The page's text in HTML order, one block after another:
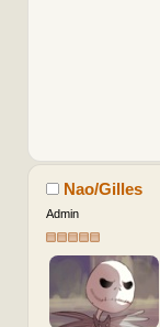
Nao/Gilles
Admin